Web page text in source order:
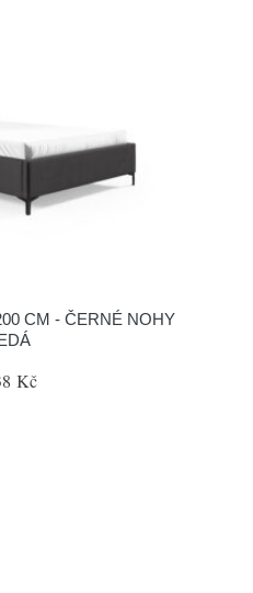
CM - ČERNÉ NOHY
Kč